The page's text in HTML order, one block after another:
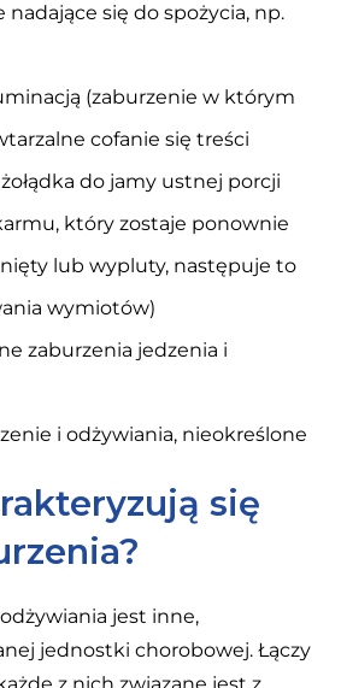
się do spożycia, np.
(zaburzenie w którym
cofanie się treści
do jamy ustnej porcji
który zostaje ponownie
lub wypluty, następuje to
wymiotów)
zaburzenia jedzenia i
i odżywiania, nieokreślone
się
jest inne,
jednostki chorobowej. Łączy